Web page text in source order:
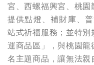
宮、西螺福興宮、桃園
提供點燈、補財庫、
站式祈福服務；並特
運商品區」，與桃園
名主題商品，讓無法